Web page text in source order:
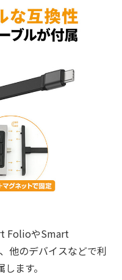
FolioやSmart
他のデバイスなどで利
ます。